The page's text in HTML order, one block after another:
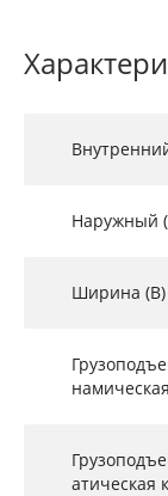
Наружный
Ширина
атическая